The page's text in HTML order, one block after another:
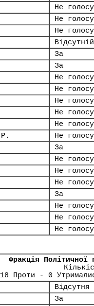
Не
Не
Не
Відсутній
За
За
Не
Не
Не
Не
Не
Не
За
Не
Не
Не
За
Не
Не
Не
Фракція Політичної
Проти - 0
Відсутня
За